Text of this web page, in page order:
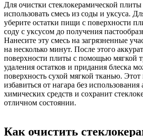
Для очистки стеклокерамической
использовать смесь из соды и уксуса.
уберите остатки пищи с поверхности
соду с уксусом до получения
Нанесите эту смесь на загрязненные
на несколько минут. После этого
поверхности плиты с помощью мягкой
удаления остатков и придания блеска
поверхность сухой мягкой тканью.
избавиться от нагара без
химических средств и сохранит
отличном состоянии.
Как очистить